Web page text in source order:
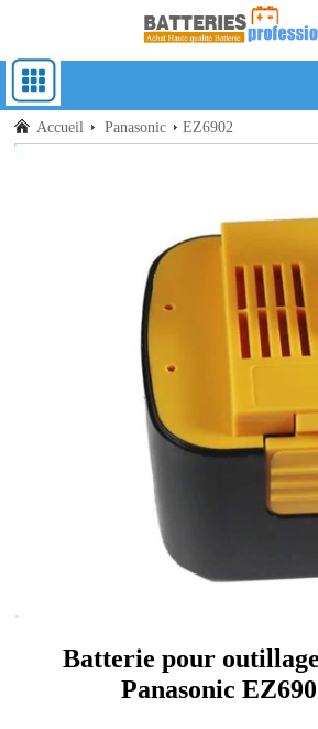
Accueil Panasonic EZ6902
Batterie pour
Panasonic